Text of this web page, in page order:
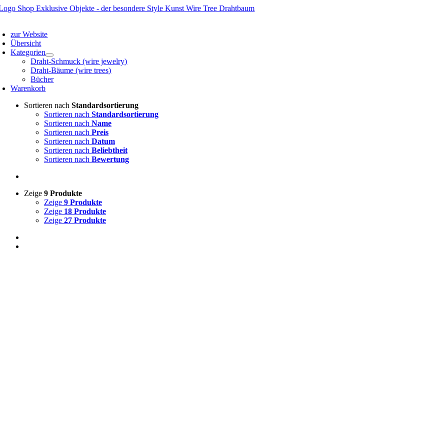
Zum
zur Website
Übersicht
Kategorien
Draht-Schmuck (wire jewelry)
Draht-Bäume (wire trees)
Bücher
Warenkorb
Sortieren nach Standardsortierung
Sortieren nach Standardsortierung
Sortieren nach Name
Sortieren nach Preis
Sortieren nach Datum
Sortieren nach Beliebtheit
Sortieren nach Bewertung
Zeige 9 Produkte
Zeige 9 Produkte
Zeige 18 Produkte
Zeige 27 Produkte